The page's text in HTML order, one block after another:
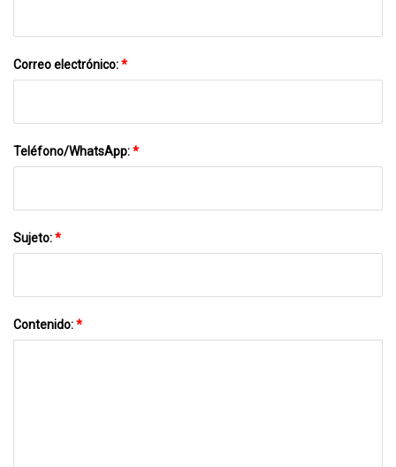
Correo electrónico:*
Teléfono/WhatsApp:*
Sujeto:*
Contenido:*